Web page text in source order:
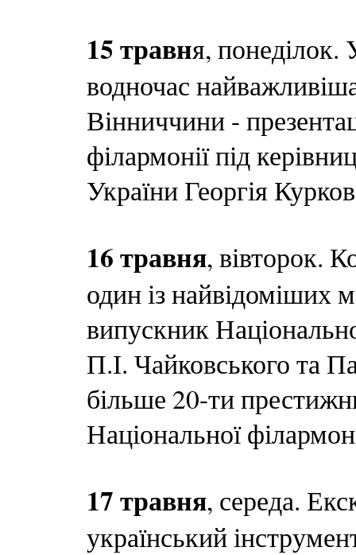
15 травня, понеділок.
водночас
Вінниччини -
філармонії під
України Георгія
16 травня, вівторок.
один із найвідоміших
випускник
П.І. Чайковського та
більше 20-ти
Національної
17 травня, середа.
український